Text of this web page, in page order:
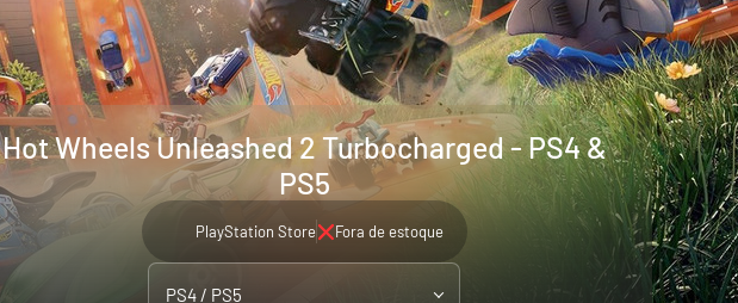
Hot Wheels Unleashed 2 Turbocharged - PS4 &
PS5
PlayStation Store Fora de estoque
PS4 / PS5